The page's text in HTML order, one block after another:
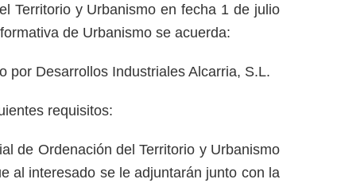
Territorio y Urbanismo en fecha 1 de julio
de Urbanismo se acuerda:
por Desarrollos Industriales Alcarria, S.L.
requisitos:
de Ordenación del Territorio y Urbanismo
al interesado se le adjuntarán junto con la